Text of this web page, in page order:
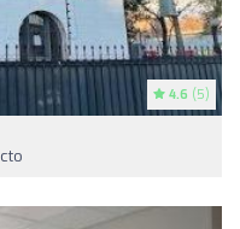
4.6 (5)